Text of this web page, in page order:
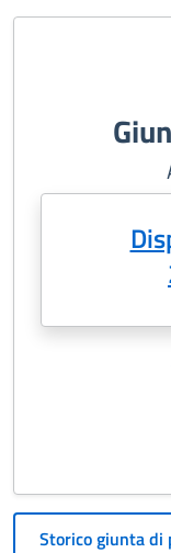
Storico giunta di